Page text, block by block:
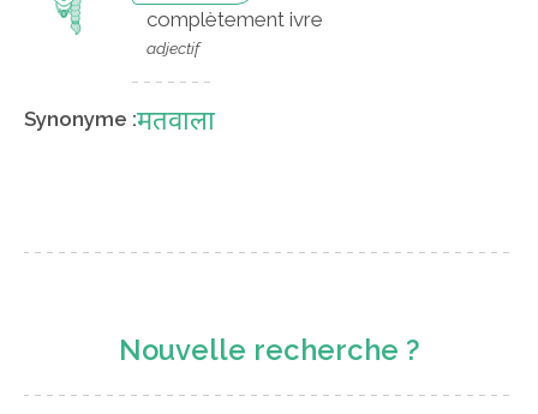
complètement ivre
adjectif
Synonyme :मतवाला
Nouvelle recherche ?